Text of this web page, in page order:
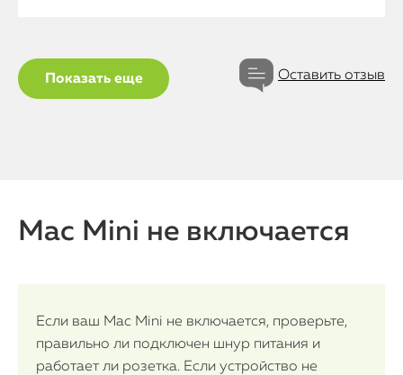
Показать еще Оставить отзыв
Mac Mini не включается
Если ваш Mac Mini не включается, проверьте,
правильно ли подключен шнур питания и
работает ли розетка. Если устройство не